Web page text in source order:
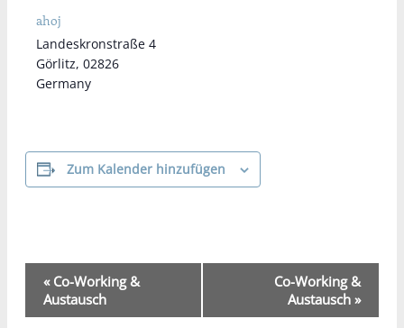
ahoj
Landeskronstraße 4
Görlitz, 02826
Germany
Zum Kalender hinzufügen
Veranstaltung-
Navigation
«Co-Working &
Austausch
Co-Working &
Austausch »